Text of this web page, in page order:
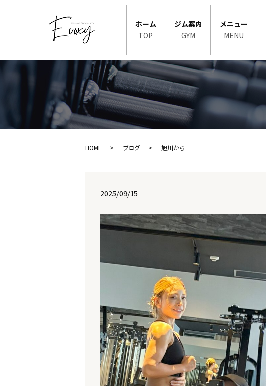
ホーム
TOP
ジム案内
GYM
メニュー
MENU
HOME ブログ 旭川から
2025/09/15